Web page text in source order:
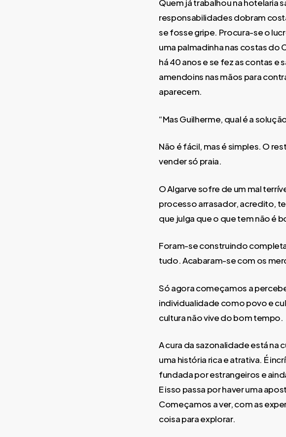
Quem já trabalhou na hotelaria
responsabilidades dobram
se fosse gripe. Procura-se o
uma palmadinha nas costas do
há 40 anos e se fez as contas e
amendoins nas mãos para
aparecem.
“Mas Guilherme, qual é a
Não é fácil, mas é simples. O
vender só praia.
O Algarve sofre de um mal
processo arrasador, acredito,
que julga que o que tem não é
Foram-se construindo
tudo. Acabaram-se com os
Só agora começamos a
individualidade como povo e
cultura não vive do bom tempo.
A cura da sazonalidade está na
uma história rica e atrativa. É
fundada por estrangeiros e
E isso passa por haver uma
Começamos a ver, com as
coisa para explorar.